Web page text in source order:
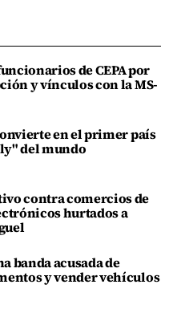
de CEPA por
y vínculos con la MS-
en el primer país
del mundo
contra comercios de
hurtados a
banda acusada de
y vender vehículos